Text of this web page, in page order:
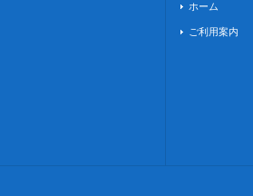
ホーム
ご利用案内